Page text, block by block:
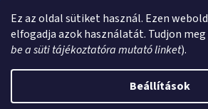
Ez az oldal sütiket használ. Ezen
elfogadja azok használatát. Tudjon
be a süti tájékoztatóra mutató linket).
Beállítások
info@elampa.hu
elampa.hu.